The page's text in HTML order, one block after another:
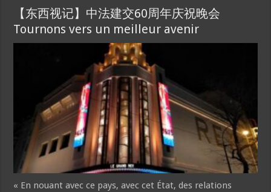
【东西视记】中法建交60周年庆祝晚会
Tournons vers un meilleur avenir
« En nouant avec ce pays, avec cet État, des relations